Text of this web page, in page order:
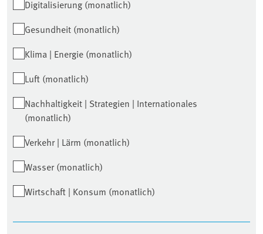
Digitalisierung (monatlich)
Gesundheit (monatlich)
Klima | Energie (monatlich)
Luft (monatlich)
Nachhaltigkeit | Strategien | Internationales
(monatlich)
Verkehr | Lärm (monatlich)
Wasser (monatlich)
Wirtschaft | Konsum (monatlich)